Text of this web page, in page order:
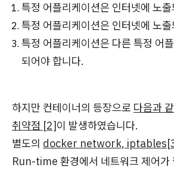
특정 어플리케이션은 인터넷에 노
특정 어플리케이션은 인터넷에 노
특정 어플리케이션은 다른 특정 어
되어야 합니다.
하지만 컨테이너의 등장으로 다음과
취약점 [2]이 발생하였습니다.
별도의 docker network,
Run-time 환경에서 네트워크 제어가